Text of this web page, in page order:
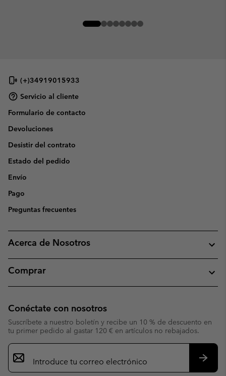
(+)34919015933
Servicio al cliente
Formulario de contacto
Devoluciones
Desistir del contrato
Estado del pedido
Envío
Pago
Preguntas frecuentes
Acerca de Nosotros
Comprar
Conéctate con nosotros
Suscríbete a nuestro boletín y recibe un 10 % de descuento en
tu primer pedido al gastar 120 € en artículos no rebajados.
Suscripción
de
correo